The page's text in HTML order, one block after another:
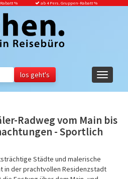
% ab 4 Pers. Gruppen-Rabatt %
Radweg vom Main bis
- Sportlich
Städte und malerische
in der prachtvollen Residenzstadt